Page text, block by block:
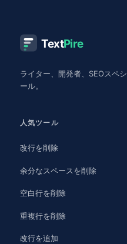
TextPire
ライター、開発者、SEOスペ
ール。
人気ツール
改行を削除
余分なスペースを削除
空白行を削除
重複行を削除
改行を追加